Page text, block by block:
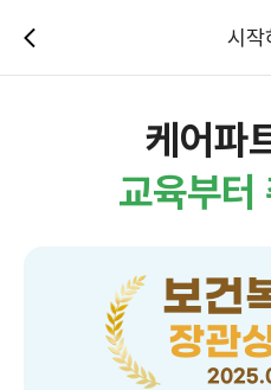
시작
케어파
교육부터
보건
장관